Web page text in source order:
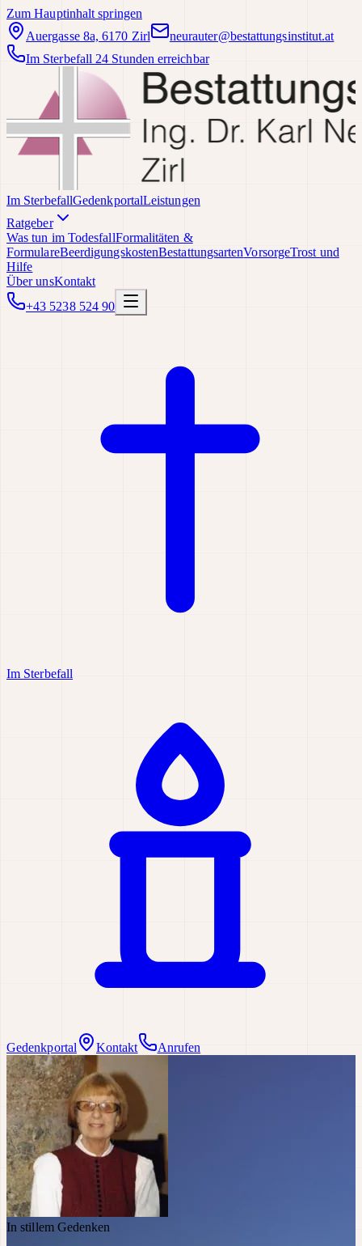
Zum Hauptinhalt springen
Auergasse 8a, 6170 Zirl
neurauter@bestattungsinstitut.at
Im Sterbefall 24 Stunden erreichbar
Im SterbefallGedenkportalLeistungen
Ratgeber
Was tun im TodesfallFormalitäten &
FormulareBeerdigungskostenBestattungsartenVorsorgeTrost und
Hilfe
Über unsKontakt
+43 5238 524 90
Im Sterbefall
Gedenkportal Kontakt Anrufen
In stillem Gedenken